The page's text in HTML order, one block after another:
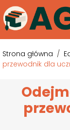
Strona główna /
przewodnik dla